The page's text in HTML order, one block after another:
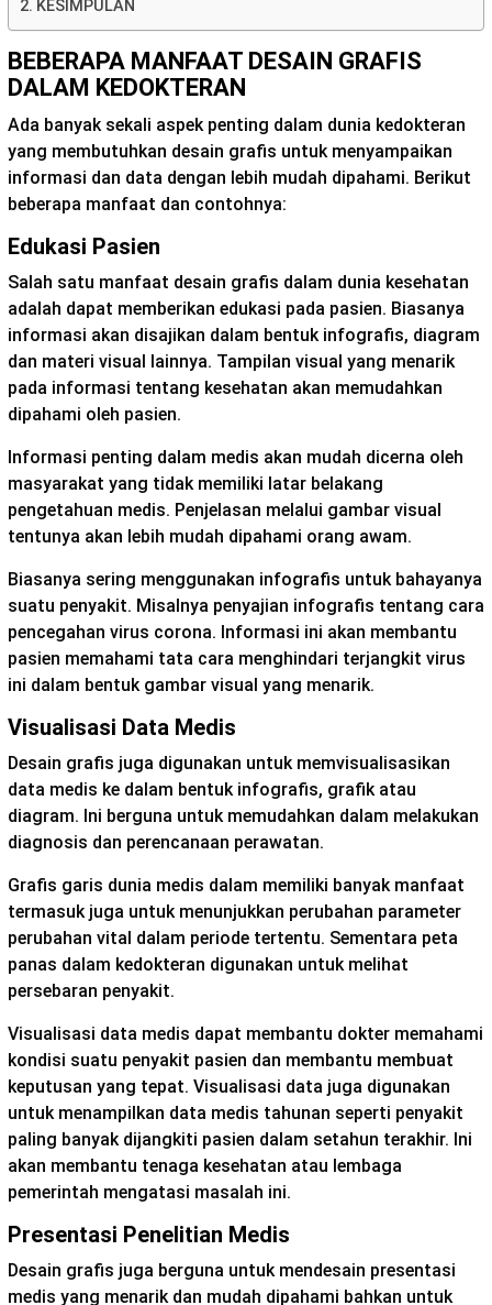
KESIMPULAN
BEBERAPA MANFAAT DESAIN GRAFIS
DALAM KEDOKTERAN
Ada banyak sekali aspek penting dalam dunia kedokteran
yang membutuhkan desain grafis untuk menyampaikan
informasi dan data dengan lebih mudah dipahami. Berikut
beberapa manfaat dan contohnya:
Edukasi Pasien
Salah satu manfaat desain grafis dalam dunia kesehatan
adalah dapat memberikan edukasi pada pasien. Biasanya
informasi akan disajikan dalam bentuk infografis, diagram
dan materi visual lainnya. Tampilan visual yang menarik
pada informasi tentang kesehatan akan memudahkan
dipahami oleh pasien.
Informasi penting dalam medis akan mudah dicerna oleh
masyarakat yang tidak memiliki latar belakang
pengetahuan medis. Penjelasan melalui gambar visual
tentunya akan lebih mudah dipahami orang awam.
Biasanya sering menggunakan infografis untuk bahayanya
suatu penyakit. Misalnya penyajian infografis tentang cara
pencegahan virus corona. Informasi ini akan membantu
pasien memahami tata cara menghindari terjangkit virus
ini dalam bentuk gambar visual yang menarik.
Visualisasi Data Medis
Desain grafis juga digunakan untuk memvisualisasikan
data medis ke dalam bentuk infografis, grafik atau
diagram. Ini berguna untuk memudahkan dalam melakukan
diagnosis dan perencanaan perawatan.
Grafis garis dunia medis dalam memiliki banyak manfaat
termasuk juga untuk menunjukkan perubahan parameter
perubahan vital dalam periode tertentu. Sementara peta
panas dalam kedokteran digunakan untuk melihat
persebaran penyakit.
Visualisasi data medis dapat membantu dokter memahami
kondisi suatu penyakit pasien dan membantu membuat
keputusan yang tepat. Visualisasi data juga digunakan
untuk menampilkan data medis tahunan seperti penyakit
paling banyak dijangkiti pasien dalam setahun terakhir. Ini
akan membantu tenaga kesehatan atau lembaga
pemerintah mengatasi masalah ini.
Presentasi Penelitian Medis
Desain grafis juga berguna untuk mendesain presentasi
medis yang menarik dan mudah dipahami bahkan untuk